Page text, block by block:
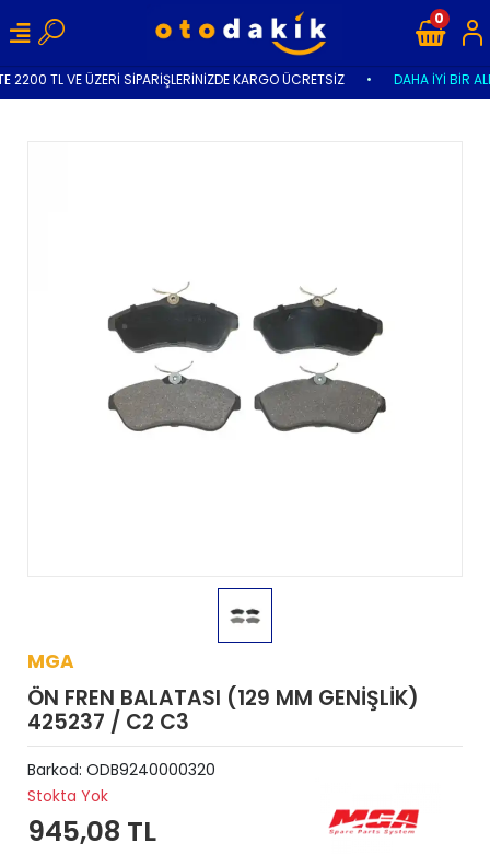
2200 TL VE ÜZERİ SİPARİŞLERİNİZDE KARGO ÜCRETSİZ DAHA İYİ BİR
0
MGA
ÖN FREN BALATASI (129 MM GENİŞLİK)
425237 / C2 C3
Barkod: ODB9240000320
Stokta Yok
945,08 TL